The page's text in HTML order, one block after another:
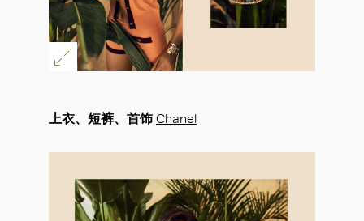
上衣、短裤、首饰 Chanel